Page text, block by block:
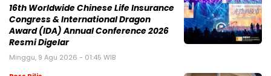
16th Worldwide Chinese Life Insurance
Congress & International Dragon
Award (IDA) Annual Conference 2026
Resmi Digelar
Minggu, 9 Agu 2026 - 01:45 WIB